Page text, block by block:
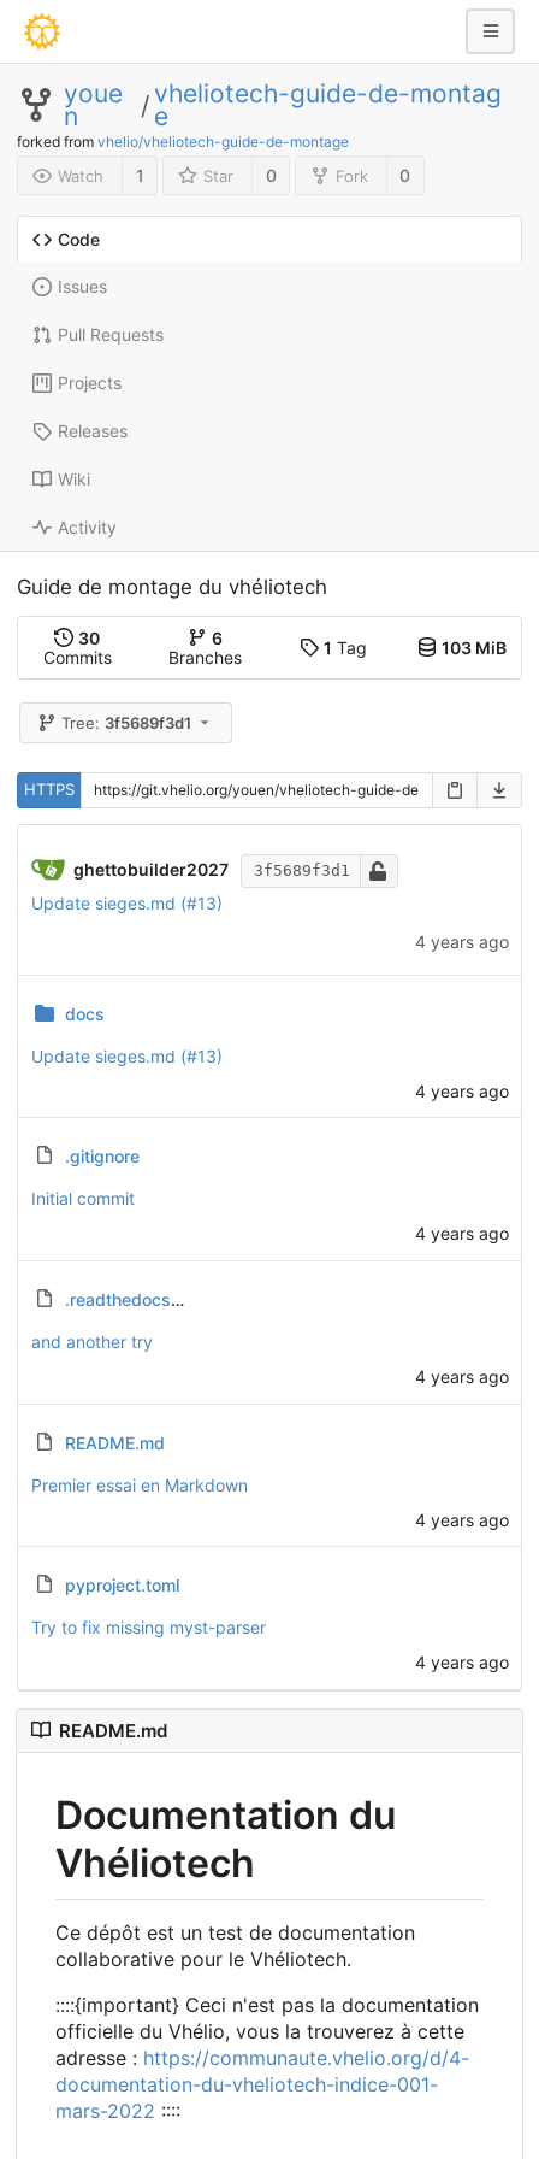
youe
n / vheliotech-guide-de-montag
e
forked from vhelio/vheliotech-guide-de-montage
Watch 1 Star 0 Fork 0
Code
Issues
Pull Requests
Projects
Releases
Wiki
Activity
Guide de montage du vhéliotech
30
Commits
6
Branches
1 Tag 103 MiB
Tree: 3f5689f3d1
HTTPS
ghettobuilder2027 3f5689f3d1
Update sieges.md (#13)
4 years ago
docs
Update sieges.md (#13)
4 years ago
.gitignore
Initial commit
4 years ago
.readthedocs.yaml
and another try
4 years ago
README.md
Premier essai en Markdown
4 years ago
pyproject.toml
Try to fix missing myst-parser
4 years ago
README.md
Documentation du
Vhéliotech
Ce dépôt est un test de documentation
collaborative pour le Vhéliotech.
::::{important} Ceci n'est pas la documentation
officielle du Vhélio, vous la trouverez à cette
adresse : https://communaute.vhelio.org/d/4-
documentation-du-vheliotech-indice-001-
mars-2022 ::::